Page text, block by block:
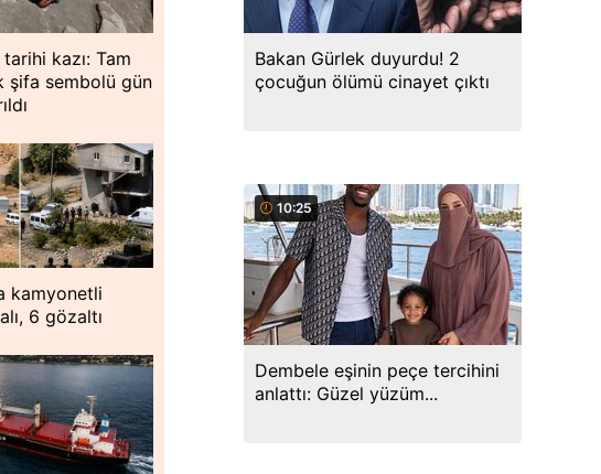
kazı: Tam
şifa sembolü gün
kamyonetli
6 gözaltı
Bakan Gürlek duyurdu! 2
çocuğun ölümü cinayet çıktı
10:25
Dembele eşinin peçe tercihini
anlattı: Güzel yüzüm...